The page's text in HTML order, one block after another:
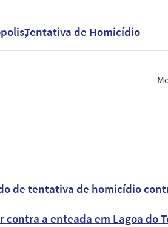
Tentativa de Homicídio
de tentativa de homicídio
a enteada em Lagoa do